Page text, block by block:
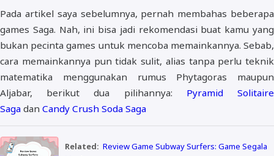
Pada artikel saya sebelumnya, pernah membahas beberapa
games Saga. Nah, ini bisa jadi rekomendasi buat kamu yang
bukan pecinta games untuk mencoba memainkannya. Sebab,
cara memainkannya pun tidak sulit, alias tanpa perlu teknik
matematika menggunakan rumus Phytagoras maupun
Aljabar, berikut dua pilihannya: Pyramid Solitaire
Saga dan Candy Crush Soda Saga
Related: Review Game Subway Surfers: Game Segala